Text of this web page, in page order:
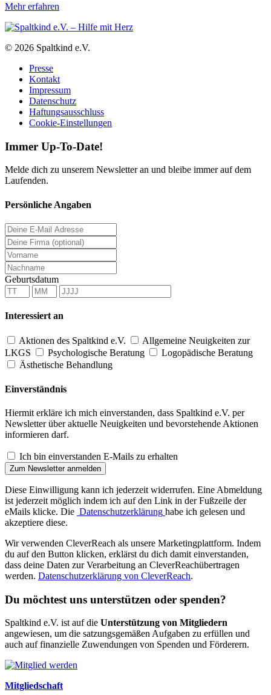
Mehr erfahren
© 2026 Spaltkind e.V.
Presse
Kontakt
Impressum
Datenschutz
Haftungsausschluss
Cookie-Einstellungen
Immer Up-To-Date!
Melde dich zu unserem Newsletter an und bleibe immer auf dem
Laufenden.
Persönliche Angaben
Geburtsdatum
Interessiert an
Aktionen des Spaltkind e.V.
Allgemeine Neuigkeiten zur
LKGS
Psychologische Beratung
Logopädische Beratung
Ästhetische Behandlung
Einverständnis
Hiermit erkläre ich mich einverstanden, dass Spaltkind e.V. per
Newsletter über aktuelle Neuigkeiten und bevorstehende Aktionen
informieren darf.
Ich bin einverstanden E-Mails zu erhalten
Zum Newsletter anmelden
Diese Einwilligung kann ich jederzeit widerrufen. Eine Abmeldung
ist jederzeit möglich indem ich auf den Link in der Fußzeile der
eMails klicke. Die Datenschutzerklärung habe ich gelesen und
akzeptiere diese.
Wir verwenden CleverReach als unsere Marketingplattform. Indem
du auf den Button klicken, erklärst du dich damit einverstanden,
dass deine Daten zur Verarbeitung an CleverReachübertragen
werden. Datenschutzerklärung von CleverReach.
Du möchtest uns unterstützen oder spenden?
Spaltkind e.V. ist auf die Unterstützung von Mitgliedern
angewiesen, um die satzungsgemäßen Aufgaben zu erfüllen und
auch auf finanzielle Zuwendungen von Spenden und Förderern.
Mitgliedschaft